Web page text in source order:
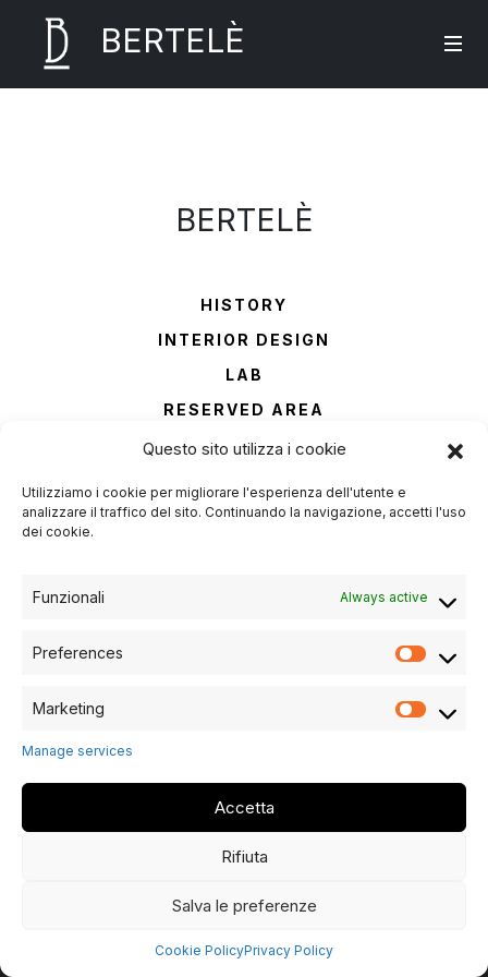
Questo sito utilizza i cookie
Utilizziamo i cookie per migliorare l'esperienza dell'utente e
analizzare il traffico del sito. Continuando la navigazione, accetti l'uso
dei cookie.
Funzionali Always active
Preferences
Marketing
Manage services
Accetta
Rifiuta
Salva le preferenze
Cookie PolicyPrivacy Policy
BERTELÈ
BERTELÈ
HISTORY
INTERIOR DESIGN
LAB
RESERVED AREA
CONTACTS
Phone
MADONNA 194 - 37051 - BOVOLONE (VR)
Privacy-policy